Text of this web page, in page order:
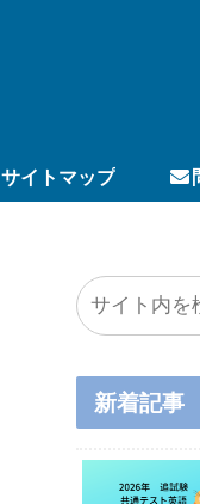
サイトマップ
新着記事